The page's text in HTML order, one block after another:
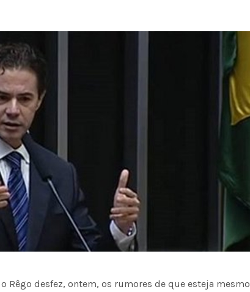
Rêgo desfez, ontem, os rumores de que esteja mesmo